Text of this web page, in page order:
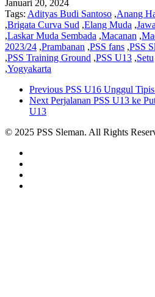
WhatsApp
Januari 20, 2024
Tags: Adityas Budi Santoso ,Anang
,Brigata Curva Sud ,Elang Muda ,
,Laskar Muda Sembada ,Macanan ,
2023/24 ,Prambanan ,PSS fans ,PSS
,PSS Training Ground ,PSS U13 ,Setu
,Yogyakarta
Previous PSS U16 Unggul
Next Perjalanan PSS U13 ke
U13
© 2025 PSS Sleman. All Rights